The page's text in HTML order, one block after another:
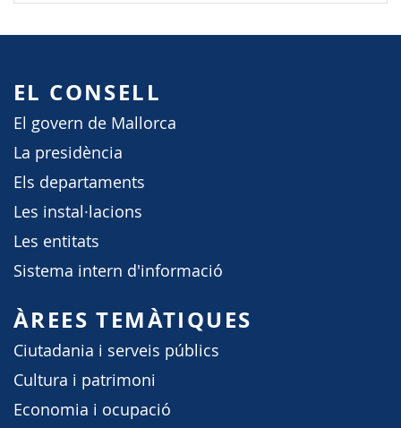
EL CONSELL
El govern de Mallorca
La presidència
Els departaments
Les instal·lacions
Les entitats
Sistema intern d'informació
ÀREES TEMÀTIQUES
Ciutadania i serveis públics
Cultura i patrimoni
Economia i ocupació